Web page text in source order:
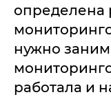
определена
нужно
работала и